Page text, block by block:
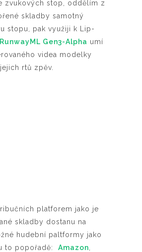
zvukových stop, oddělím z
skladby samotný
stopu, pak využiji k Lip-
RunwayML Gen3-Alpha umí
videa modelky
rtů zpěv.
platforem jako je
skladby dostanu na
hudební paltformy jako
to popořadě: Amazon